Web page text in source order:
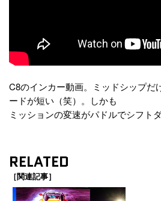
C8のインカー動画。ミッドシップだ
ードが短い（笑）。しかも
ミッションの変速がパドルでシフト
RELATED
［関連記事］